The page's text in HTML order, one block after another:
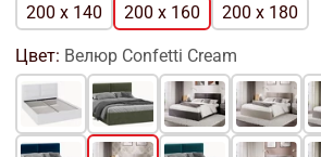
200 x 160
200 x 180
200 x 140
Цвет: Велюр Confetti Cream